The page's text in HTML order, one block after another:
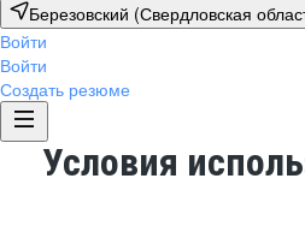
Березовский (Свердловская
Войти
Войти
Создать резюме
Условия